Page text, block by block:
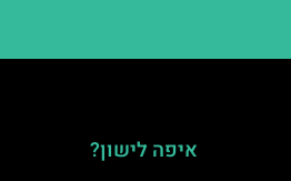
איפה לישון?